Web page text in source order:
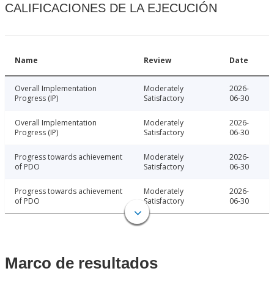
CALIFICACIONES DE LA EJECUCIÓN
Name Review Date
Overall Implementation
Progress (IP)
Moderately
Satisfactory
2026-
06-30
Overall Implementation
Progress (IP)
Moderately
Satisfactory
2026-
06-30
Progress towards achievement
of PDO
Moderately
Satisfactory
2026-
06-30
Progress towards achievement
of PDO
Moderately
Satisfactory
2026-
06-30
Marco de resultados